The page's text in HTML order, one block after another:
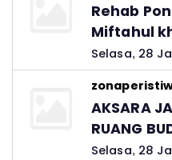
Rehab
Miftahul
Hutang
Kadis
Jawab
Selasa, 28
AKSARA
RUANG
LELUHUR
Selasa, 28